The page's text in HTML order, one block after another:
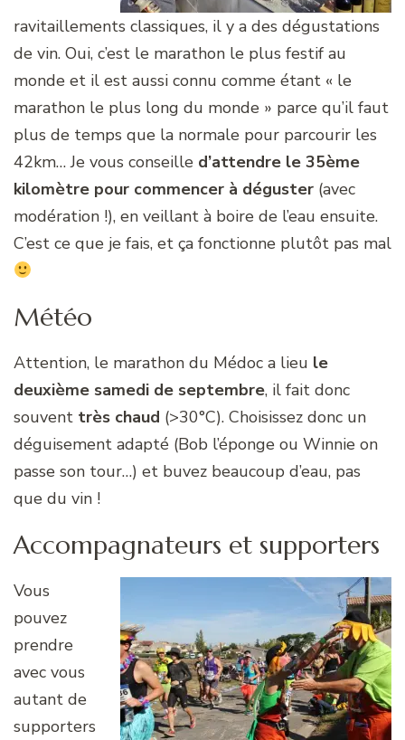
ravitaillements classiques, il y a des dégustations
de vin. Oui, c’est le marathon le plus festif au
monde et il est aussi connu comme étant « le
marathon le plus long du monde » parce qu’il faut
plus de temps que la normale pour parcourir les
42km… Je vous conseille d’attendre le 35ème
kilomètre pour commencer à déguster (avec
modération !), en veillant à boire de l’eau ensuite.
C’est ce que je fais, et ça fonctionne plutôt pas mal
Météo
Attention, le marathon du Médoc a lieu le
deuxième samedi de septembre, il fait donc
souvent très chaud (>30°C). Choisissez donc un
déguisement adapté (Bob l’éponge ou Winnie on
passe son tour…) et buvez beaucoup d’eau, pas
que du vin !
Accompagnateurs et supporters
Vous
pouvez
prendre
avec vous
autant de
supporters